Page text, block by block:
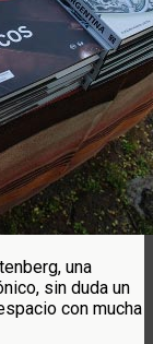
una
sin duda un
con mucha